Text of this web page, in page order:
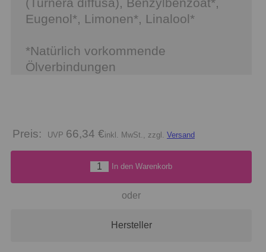
Eugenol*, Limonen*, Linalool*
*Natürlich vorkommende
Ölverbindungen
Preis: 66,34 €inkl. MwSt., zzgl. Versand
In den Warenkorb
oder
Hersteller